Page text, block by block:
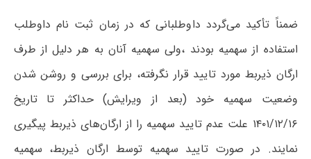
ضمناً تأکید می‌گردد داوطلبانی که در زمان ثبت نام داوطلب
استفاده از سهمیه بودند ،ولی سهمیه آنان به هر دلیل از طرف
ارگان ذیربط مورد تایید قرار نگرفته، برای بررسی و روشن شدن
وضعیت سهمیه خود (بعد از ویرایش) حداکثر تا تاریخ
۱۴۰۱/۱۲/۱۶ علت‌ عدم تایید سهمیه را از ارگان‌های ذیربط پیگیری
نمایند. در صورت تایید سهمیه توسط ارگان ذیربط، سهمیه